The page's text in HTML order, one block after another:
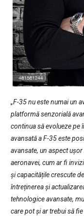
„F-35 nu este numai un
platformă senzorială
continua să evolueze pe
avansată a F-35 este
avansate, un aspect
aeronavei, cum ar fi
și capacitățile crescute
întreținerea și
tehnologice avansate,
care pot și ar trebui să